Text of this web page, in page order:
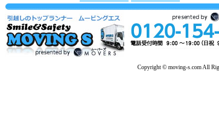
Copyright © moving-s.com All